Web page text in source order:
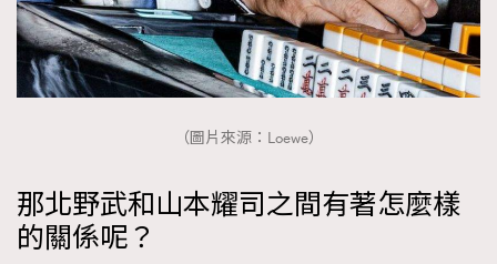
（圖片來源：Loewe）
那北野武和山本耀司之間有著怎麼樣
的關係呢？